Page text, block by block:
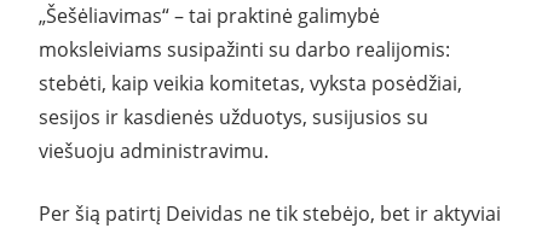
„Šešėliavimas“ – tai praktinė galimybė
moksleiviams susipažinti su darbo realijomis:
stebėti, kaip veikia komitetas, vyksta posėdžiai,
sesijos ir kasdienės užduotys, susijusios su
viešuoju administravimu.
Per šią patirtį Deividas ne tik stebėjo, bet ir aktyviai